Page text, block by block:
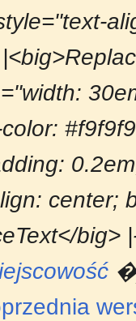
center;
big>